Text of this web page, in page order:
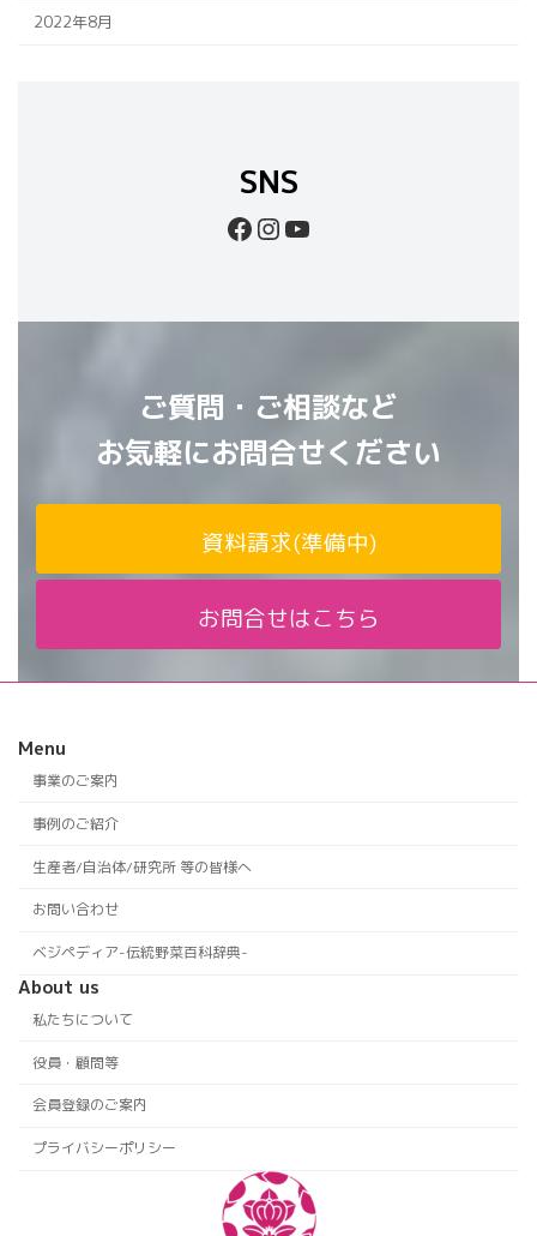
2022年8月
SNS
Facebook
Instagram
YouTube
ご質問・ご相談など
お気軽にお問合せください
資料請求(準備中)
お問合せはこちら
Menu
事業のご案内
事例のご紹介
生産者/自治体/研究所 等の皆様へ
お問い合わせ
ベジペディア-伝統野菜百科辞典-
About us
私たちについて
役員・顧問等
会員登録のご案内
プライバシーポリシー